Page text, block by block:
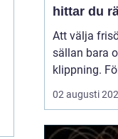
hittar du
för stil,
känsla
Att välja
sällan bara
klippning.
besöket en
vardagen,
02 augusti